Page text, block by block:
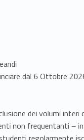
dal 6 Ottobre
dei volumi
non frequentanti –